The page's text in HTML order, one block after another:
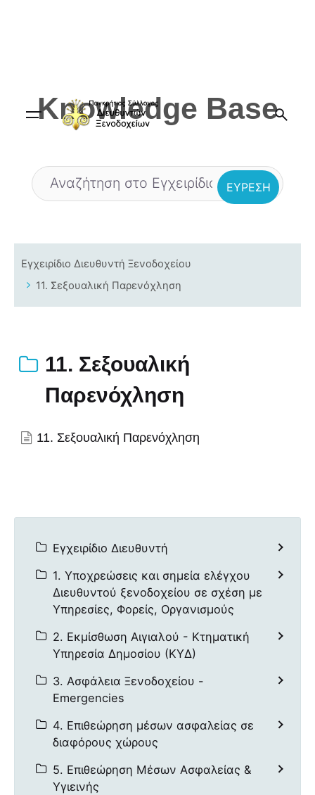
Knowledge Base
Εγχειρίδιο Διευθυντή Ξενοδοχείου
11. Σεξουαλική Παρενόχληση
11. Σεξουαλική
Παρενόχληση
11. Σεξουαλική Παρενόχληση
Εγχειρίδιο Διευθυντή
1. Υποχρεώσεις και σημεία ελέγχου
Διευθυντού ξενοδοχείου σε σχέση με
Υπηρεσίες, Φορείς, Οργανισμούς
2. Εκμίσθωση Αιγιαλού - Κτηματική
Υπηρεσία Δημοσίου (ΚΥΔ)
3. Ασφάλεια Ξενοδοχείου -
Emergencies
4. Επιθεώρηση μέσων ασφαλείας σε
διαφόρους χώρους
5. Επιθεώρηση Μέσων Ασφαλείας &
Υγιεινής